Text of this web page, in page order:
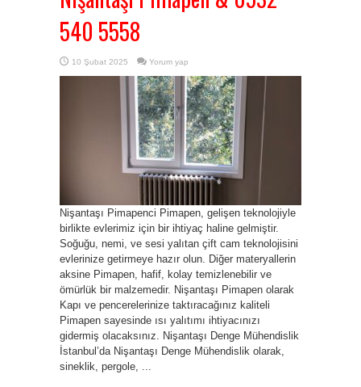
540 5558
10 Şubat 2025 Yorum yap
Nişantaşı Pimapenci Pimapen, gelişen teknolojiyle
birlikte evlerimiz için bir ihtiyaç haline gelmiştir.
Soğuğu, nemi, ve sesi yalıtan çift cam teknolojisini
evlerinize getirmeye hazır olun. Diğer materyallerin
aksine Pimapen, hafif, kolay temizlenebilir ve
ömürlük bir malzemedir. Nişantaşı Pimapen olarak
Kapı ve pencerelerinize taktıracağınız kaliteli
Pimapen sayesinde ısı yalıtımı ihtiyacınızı
gidermiş olacaksınız. Nişantaşı Denge Mühendislik
İstanbul’da Nişantaşı Denge Mühendislik olarak,
sineklik, pergole, ...